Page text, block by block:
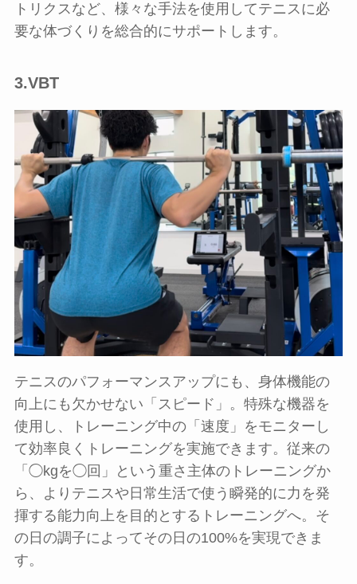
トリクスなど、様々な手法を使用してテニスに必
要な体づくりを総合的にサポートします。
3.VBT
テニスのパフォーマンスアップにも、身体機能の
向上にも欠かせない「スピード」。特殊な機器を
使用し、トレーニング中の「速度」をモニターし
て効率良くトレーニングを実施できます。従来の
「◯kgを◯回」という重さ主体のトレーニングか
ら、よりテニスや日常生活で使う瞬発的に力を発
揮する能力向上を目的とするトレーニングへ。そ
の日の調子によってその日の100%を実現できま
す。